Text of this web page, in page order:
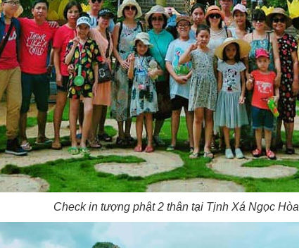
Check in tượng phật 2 thân tại Tịnh Xá Ngọc Hòa